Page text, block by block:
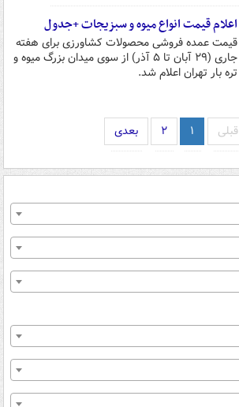
اعلام قیمت انواع میوه و سبزیجات +جدول
قیمت عمده فروشی محصولات کشاورزی برای هفته
جاری (۲۹ آبان تا ۵ آذر) از سوی میدان بزرگ میوه و
تره بار تهران اعلام شد.
قبلی ۱ ۲ بعدی